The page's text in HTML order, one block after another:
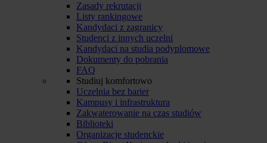
Zasady rekrutacji
Listy rankingowe
Kandydaci z zagranicy
Studenci z innych uczelni
Kandydaci na studia podyplomowe
Dokumenty do pobrania
FAQ
Studiuj komfortowo
Uczelnia bez barier
Kampusy i infrastruktura
Zakwaterowanie na czas studiów
Biblioteki
Organizacje studenckie